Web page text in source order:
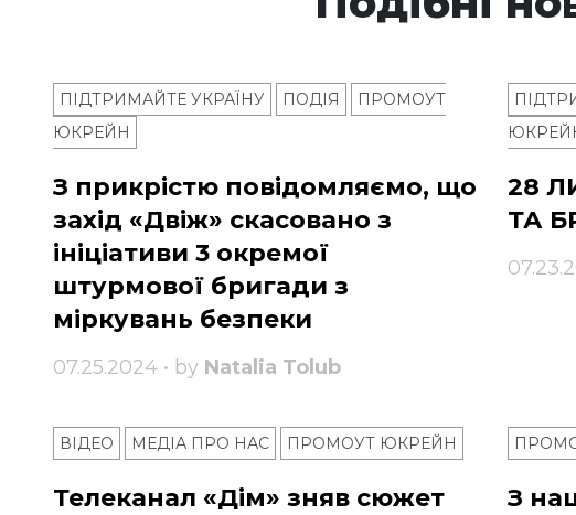
ПІДТРИМАЙТЕ УКРАЇНУ ПОДІЯ
ПРОМОУТ
ЮКРЕЙН
З прикрістю повідомляємо, що
захід «Двіж» скасовано з
ініціативи 3 окремої
штурмової бригади з
міркувань безпеки
07.25.2024 • by Natalia Tolub
28
ТА
ВІДЕО МЕДІА ПРО НАС ПРОМОУТ ЮКРЕЙН
Телеканал «Дім» зняв сюжет
З